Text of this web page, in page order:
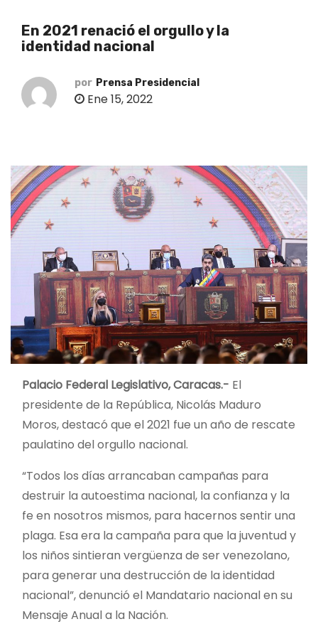
En 2021 renació el orgullo y la
identidad nacional
por Prensa Presidencial
Ene 15, 2022
Palacio Federal Legislativo, Caracas.- El
presidente de la República, Nicolás Maduro
Moros, destacó que el 2021 fue un año de rescate
paulatino del orgullo nacional.
“Todos los días arrancaban campañas para
destruir la autoestima nacional, la confianza y la
fe en nosotros mismos, para hacernos sentir una
plaga. Esa era la campaña para que la juventud y
los niños sintieran vergüenza de ser venezolano,
para generar una destrucción de la identidad
nacional”, denunció el Mandatario nacional en su
Mensaje Anual a la Nación.